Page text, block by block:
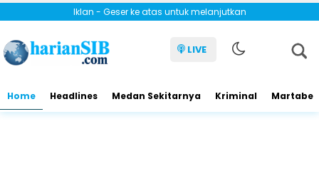
Iklan - Geser ke atas untuk melanjutkan
LIVE
Home Headlines Medan Sekitarnya Kriminal Martabe